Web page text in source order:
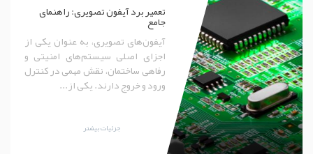
تعمیر برد آیفون تصویری: راهنمای
جامع
آیفون‌های تصویری، به عنوان یکی از
اجزای اصلی سیستم‌های امنیتی و
رفاهی ساختمان، نقش مهمی در کنترل
ورود و خروج دارند. یکی از...
جزئیات بیشتر